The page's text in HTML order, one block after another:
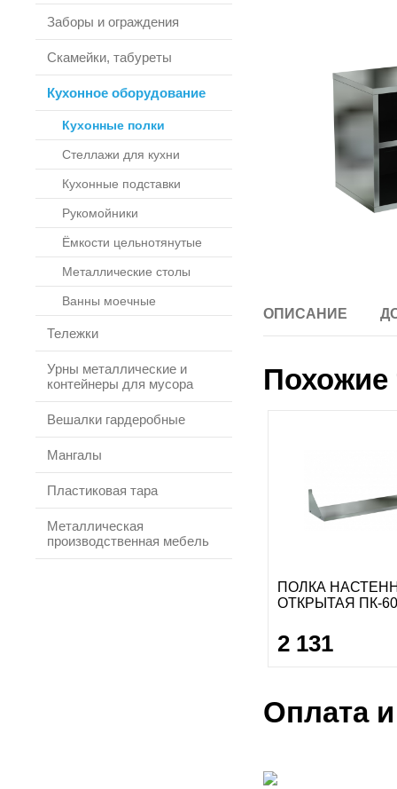
Заборы и ограждения
Скамейки, табуреты
Кухонное оборудование
Кухонные полки
Стеллажи для кухни
Кухонные подставки
Рукомойники
Ёмкости цельнотянутые
Металлические столы
Ванны моечные
Тележки
Урны металлические и
контейнеры для мусора
Вешалки гардеробные
Мангалы
Пластиковая тара
Металлическая
производственная мебель
ОПИСАНИЕ
ПОЛКА
ОТКРЫТАЯ ПК-
2 131
Оплата